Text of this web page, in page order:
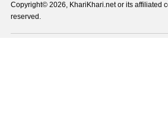
Copyright© 2026, KhariKhari.net or its affiliated
reserved.